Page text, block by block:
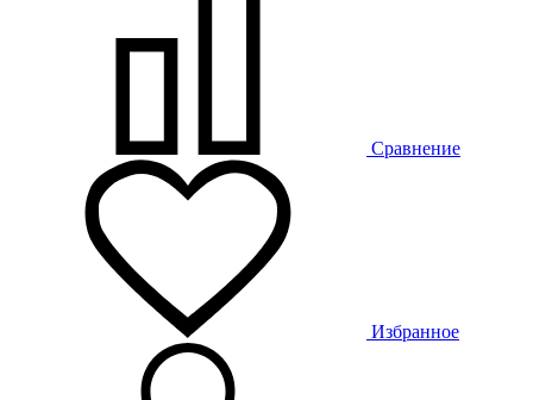
Сравнение
Избранное